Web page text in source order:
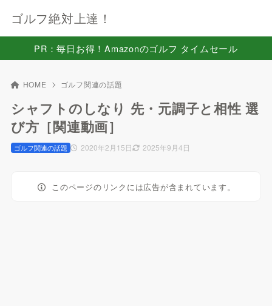
ゴルフ絶対上達！
PR：毎日お得！Amazonのゴルフ タイムセール
HOME ゴルフ関連の話題
シャフトのしなり 先・元調子と相性 選
び方［関連動画］
2020年2月15日 2025年9月4日
ゴルフ関連の話題
このページのリンクには広告が含まれています。